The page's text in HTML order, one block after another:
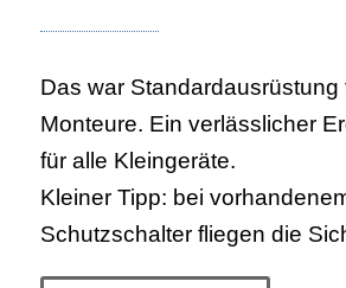
Das war Standardausrüstung
Monteure. Ein verlässlicher
für alle Kleingeräte.
Kleiner Tipp: bei
Schutzschalter fliegen die